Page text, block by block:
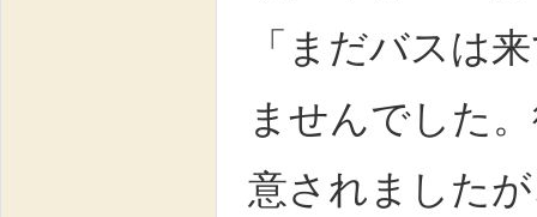
「まだバスは
ませんでした
意されました